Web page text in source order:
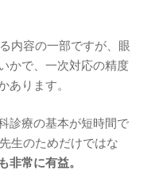
内容の一部ですが、眼
かで、一次対応の精度
あります。
診療の基本が短時間で
生のためだけではな
非常に有益。